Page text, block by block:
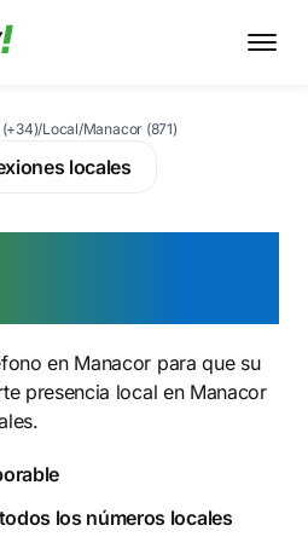
/Local/Manacor (871)
locales
en Manacor para que su
presencia local en Manacor
los números locales